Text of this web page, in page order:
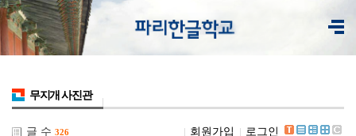
무지개 사진관
글 수 326 회원가입 로그인